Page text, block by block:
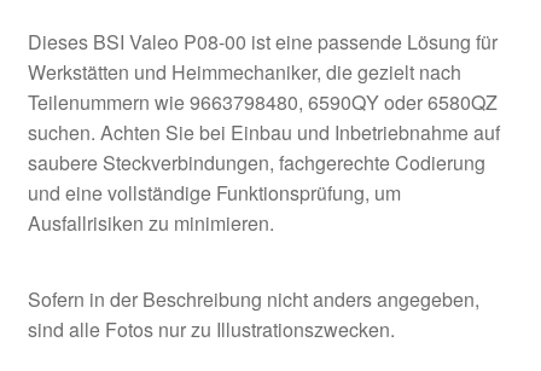
Dieses BSI Valeo P08-00 ist eine passende Lösung für
Werkstätten und Heimmechaniker, die gezielt nach
Teilenummern wie 9663798480, 6590QY oder 6580QZ
suchen. Achten Sie bei Einbau und Inbetriebnahme auf
saubere Steckverbindungen, fachgerechte Codierung
und eine vollständige Funktionsprüfung, um
Ausfallrisiken zu minimieren.
Sofern in der Beschreibung nicht anders angegeben,
sind alle Fotos nur zu Illustrationszwecken.